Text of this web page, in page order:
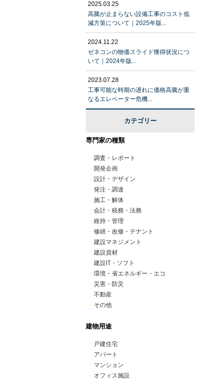
2025.03.25
高騰が止まらない設備工事のコスト低
減方策について｜2025年版...
2024.11.22
ゼネコンの物価スライド獲得状況につ
いて｜2024年版...
2023.07.28
工事可能な時期の遅れに価格高騰が重
なるエレベーター危機...
カテゴリー
専門家の種類
・ 調査・レポート
・ 開発企画
・ 設計・デザイン
・ 発注・調達
・ 施工・解体
・ 会計・税務・法務
・ 維持・管理
・ 修繕・改修・テナント
・ 建設マネジメント
・ 建設資材
・ 建設IT・ソフト
・ 環境・省エネルギー・エコ
・ 災害・防災
・ 不動産
・ その他
建物用途
・ 戸建住宅
・ アパート
・ マンション
・ オフィス施設